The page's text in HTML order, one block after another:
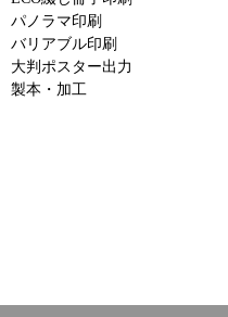
パノラマ印刷
バリアブル印刷
大判ポスター出力
製本・加工